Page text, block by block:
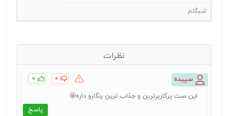
شیگلم
نظرات
سپیده ۰ ۰
پاسخ
این ست پرکاربرترین و جذاب ترین رنگارو داره🤩